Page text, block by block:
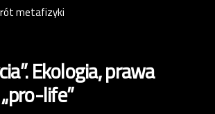
metafizyki
Ekologia, prawa
life”